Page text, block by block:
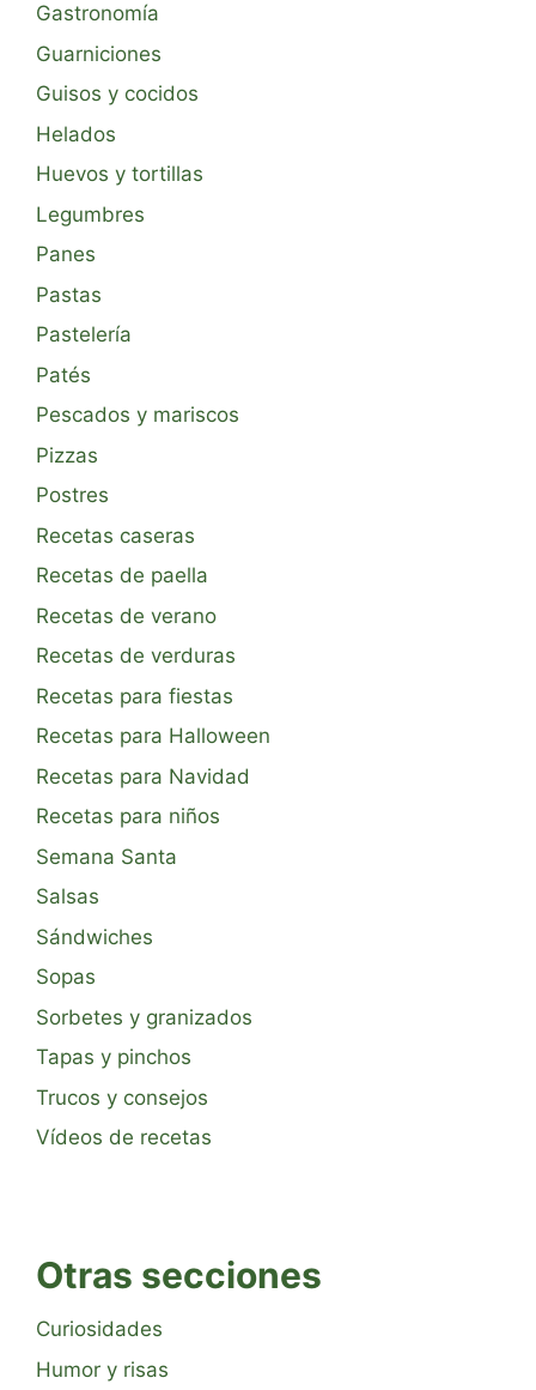
Gastronomía
Guarniciones
Guisos y cocidos
Helados
Huevos y tortillas
Legumbres
Panes
Pastas
Pastelería
Patés
Pescados y mariscos
Pizzas
Postres
Recetas caseras
Recetas de paella
Recetas de verano
Recetas de verduras
Recetas para fiestas
Recetas para Halloween
Recetas para Navidad
Recetas para niños
Semana Santa
Salsas
Sándwiches
Sopas
Sorbetes y granizados
Tapas y pinchos
Trucos y consejos
Vídeos de recetas
Otras secciones
Curiosidades
Humor y risas